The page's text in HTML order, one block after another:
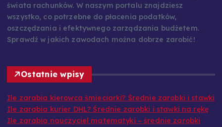
świata rachunków. W naszym portalu znajdziesz
wszystko, co potrzebne do płacenia podatków,
oszczędzania i efektywnego zarządzania budżetem.
Sprawdź w jakich zawodach można dobrze zarobić!
Ostatnie wpisy
Ile zarabia kierowca śmieciarki? Średnie zarobki i stawki
Ile zarabia kurier DHL? Średnie zarobki i stawki na rękę
Ile zarabia nauczyciel matematyki – średnie zarobki